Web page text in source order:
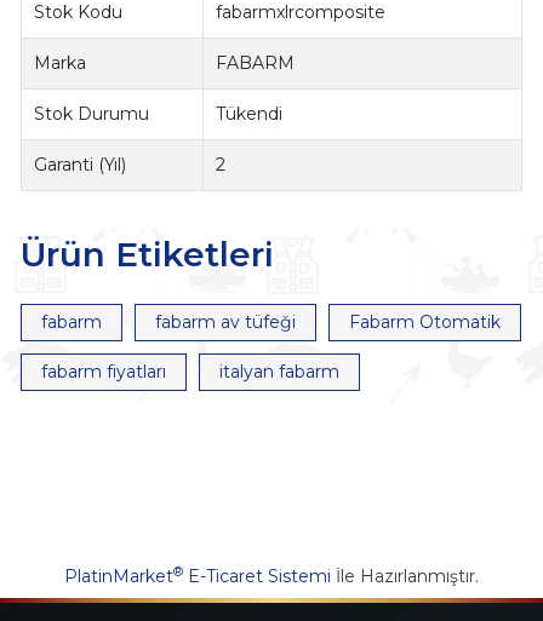
Stok Kodu fabarmxlrcomposite
Marka FABARM
Stok Durumu Tükendi
Garanti (Yıl) 2
Ürün Etiketleri
fabarm fabarm av tüfeği Fabarm Otomatik
fabarm fiyatları italyan fabarm
PlatinMarket® E-Ticaret Sistemi İle Hazırlanmıştır.